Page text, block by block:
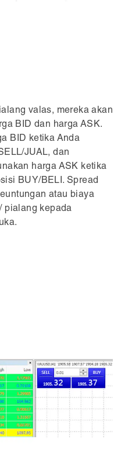
valas, mereka akan
BID dan harga ASK.
BID ketika Anda
JUAL, dan
harga ASK ketika
BUY/BELI. Spread
atau biaya
pialang kepada